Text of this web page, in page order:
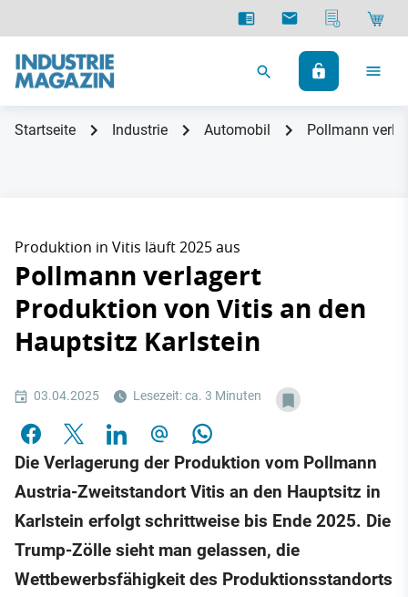
Startseite Industrie Automobil Pollmann
Produktion in Vitis läuft 2025 aus
Pollmann verlagert
Produktion von Vitis an den
Hauptsitz Karlstein
03.04.2025 Lesezeit: ca. 3 Minuten
Die Verlagerung der Produktion vom Pollmann
Austria-Zweitstandort Vitis an den Hauptsitz in
Karlstein erfolgt schrittweise bis Ende 2025. Die
Trump-Zölle sieht man gelassen, die
Wettbewerbsfähigkeit des Produktionsstandorts